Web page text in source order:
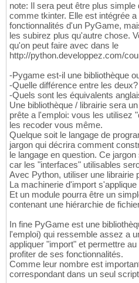
note: Il sera peut être plus simple
comme tkinter. Elle est intégrée
fonctionnalités d'un PyGame,
les subirez plus qu'autre chose.
qu'on peut faire avec dans le
http://python.developpez.com/
-Pygame est-il une bibliothèque
-Quelle différence entre les deux?
-Quels sont les équivalents
Une bibliothèque / librairie sera
prête a l'emploi: vous les utilisez
les recoder vous même.
Quelque soit le langage de
jargon qui décrira comment
le langage en question. Ce
car les "interfaces" utilisables
Avec Python, utiliser une librairie
La machinerie d'import
Et un module pourra être un
contenant une hiérarchie de
In fine PyGame est une
l'emploi) qui ressemble assez a
appliquer "import" et permettre
profiter de ses fonctionnalités.
Comme leur nombre est
correspondant dans un seul